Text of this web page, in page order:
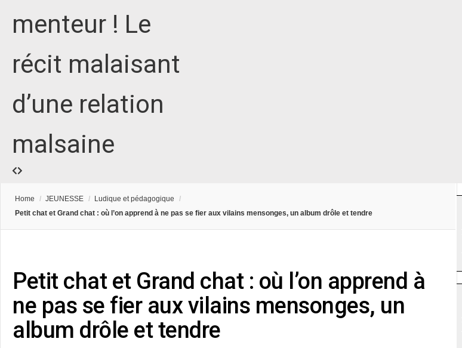
menteur ! Le
récit malaisant
d’une relation
malsaine
Home / JEUNESSE / Ludique et pédagogique
/
Petit chat et Grand chat : où l’on apprend à ne pas se fier aux vilains mensonges, un album drôle et tendre
Petit chat et Grand chat : où l’on apprend à
ne pas se fier aux vilains mensonges, un
album drôle et tendre